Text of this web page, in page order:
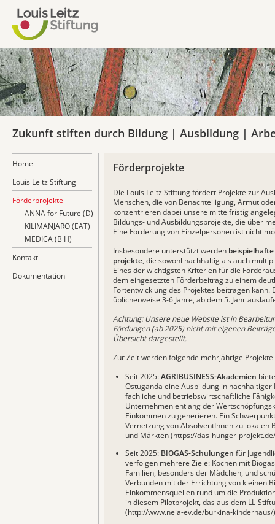
Zukunft stiften durch Bildung | Ausbildung |
Home
Louis Leitz Stiftung
Förderprojekte
ANNA for Future (D)
KILIMANJARO (EAT)
MEDICA (BiH)
Kontakt
Dokumentation
Förderprojekte
Die Louis Leitz Stiftung fördert Projekte zur
Menschen, die von Benachteiligung, Armut
konzentrieren dabei unsere mittelfristig
Bildungs- und Ausbildungsprojekte, die über
Eine Förderung von Einzelpersonen ist nicht
Insbesondere unterstützt werden
projekte, die sowohl nachhaltig als auch
Eines der wichtigsten Kriterien für die
dem eingesetzten Förderbeitrag zu einem
Fortentwicklung des Projektes beitragen kann.
üblicherweise 3-6 Jahre, ab dem 5. Jahr
Achtung: Unsere neue Website ist in
Fördungen (ab 2025) nicht mit eigenen
Übersicht dargestellt.
Zur Zeit werden folgende mehrjährige
Seit 2025:AGRIBUSINESS-Akademien
Ostuganda eine Ausbildung in
fachliche und betriebswirtschaftliche
Unternehmen entlang der
Einkommen zu generieren. Ein
Vernetzung von AbsolventInnen zu lokalen
und Märkten (https://das-hunger-
Seit 2025: BIOGAS-Schulungen für
verfolgen mehrere Ziele: Kochen mit
Familien, besonders der Mädchen, und
Verbunden mit der Errichtung von kleinen
Einkommensquellen rund um die
in diesem Pilotprojekt, das aus dem LL-
(http://www.neia-ev.de/burkina-kinderhaus/